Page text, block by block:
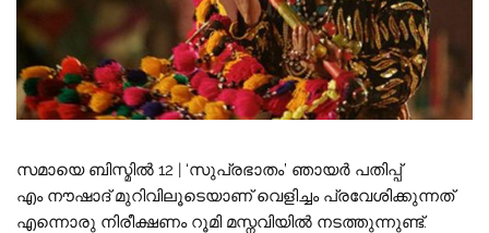
സമായെ ബിസ്മിൽ 12 | ‘സുപ്രഭാതം’ ഞായർ പതിപ്പ്
എം നൗഷാദ് മുറിവിലൂടെയാണ് വെളിച്ചം പ്രവേശിക്കുന്നത്
എന്നൊരു നിരീക്ഷണം റൂമി മസ്നവിയിൽ നടത്തുന്നുണ്ട്.